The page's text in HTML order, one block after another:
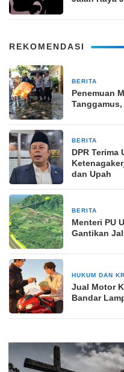
REKOMENDASI
BERITA
Penemuan
BERITA
DPR Terima
dan Upah
BERITA
Menteri PU
Gantikan
HUKUM DAN
Jual Motor
Bandar